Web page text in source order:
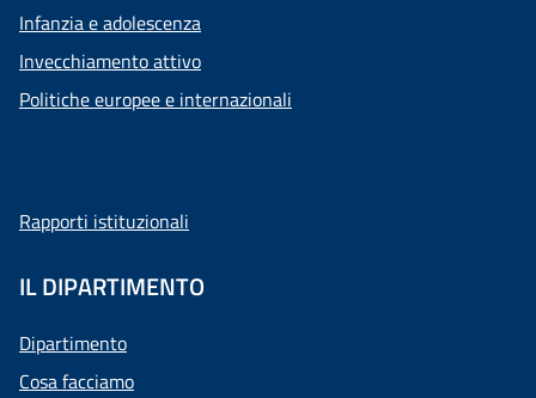
Infanzia e adolescenza
Invecchiamento attivo
Politiche europee e internazionali
Rapporti istituzionali
IL DIPARTIMENTO
Dipartimento
Cosa facciamo